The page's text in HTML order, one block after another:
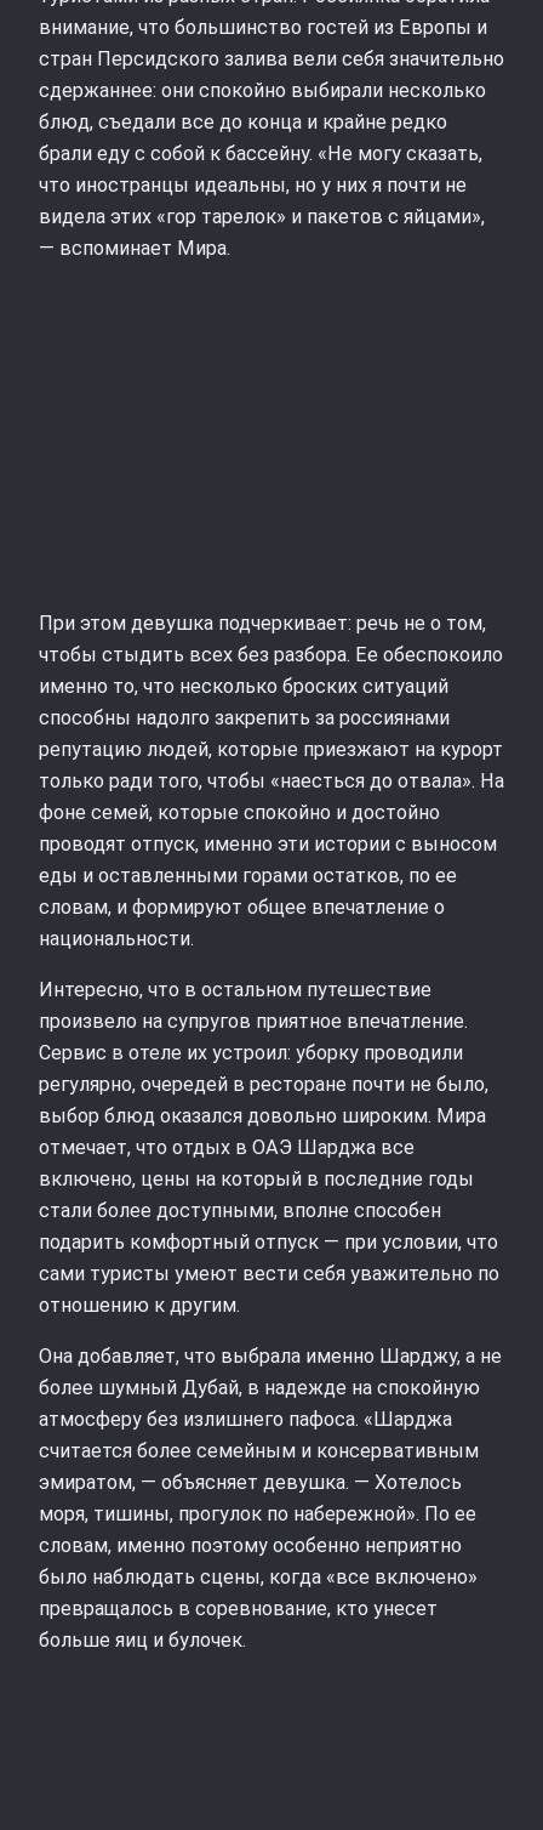
внимание, что большинство гостей из Европы и
стран Персидского залива вели себя значительно
сдержаннее: они спокойно выбирали несколько
блюд, съедали все до конца и крайне редко
брали еду с собой к бассейну. «Не могу сказать,
что иностранцы идеальны, но у них я почти не
видела этих «гор тарелок» и пакетов с яйцами»,
— вспоминает Мира.
При этом девушка подчеркивает: речь не о том,
чтобы стыдить всех без разбора. Ее обеспокоило
именно то, что несколько броских ситуаций
способны надолго закрепить за россиянами
репутацию людей, которые приезжают на курорт
только ради того, чтобы «наесться до отвала». На
фоне семей, которые спокойно и достойно
проводят отпуск, именно эти истории с выносом
еды и оставленными горами остатков, по ее
словам, и формируют общее впечатление о
национальности.
Интересно, что в остальном путешествие
произвело на супругов приятное впечатление.
Сервис в отеле их устроил: уборку проводили
регулярно, очередей в ресторане почти не было,
выбор блюд оказался довольно широким. Мира
отмечает, что отдых в ОАЭ Шарджа все
включено, цены на который в последние годы
стали более доступными, вполне способен
подарить комфортный отпуск — при условии, что
сами туристы умеют вести себя уважительно по
отношению к другим.
Она добавляет, что выбрала именно Шарджу, а не
более шумный Дубай, в надежде на спокойную
атмосферу без излишнего пафоса. «Шарджа
считается более семейным и консервативным
эмиратом, — объясняет девушка. — Хотелось
моря, тишины, прогулок по набережной». По ее
словам, именно поэтому особенно неприятно
было наблюдать сцены, когда «все включено»
превращалось в соревнование, кто унесет
больше яиц и булочек.